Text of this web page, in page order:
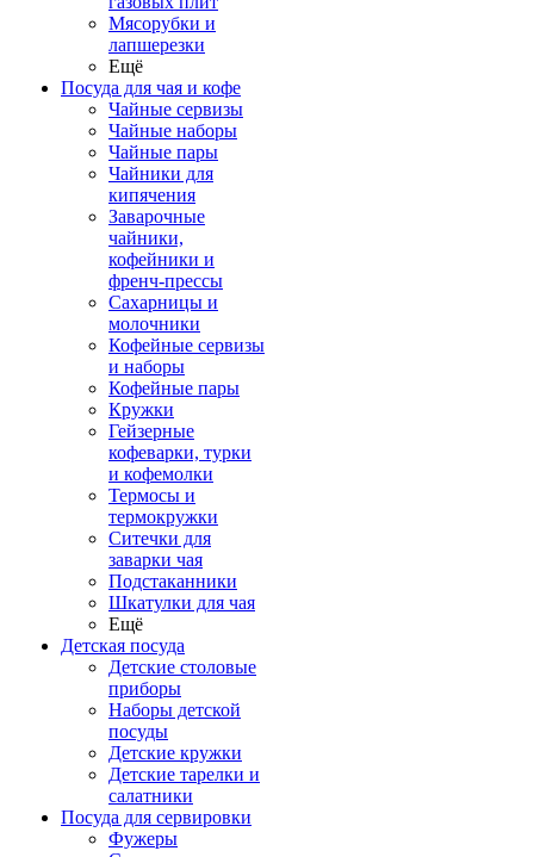
Мясорубки и
лапшерезки
Ещё
Посуда для чая и кофе
Чайные сервизы
Чайные наборы
Чайные пары
Чайники для
кипячения
Заварочные
чайники,
кофейники и
френч-прессы
Сахарницы и
молочники
Кофейные сервизы
и наборы
Кофейные пары
Кружки
Гейзерные
кофеварки, турки
и кофемолки
Термосы и
термокружки
Ситечки для
заварки чая
Подстаканники
Шкатулки для чая
Ещё
Детская посуда
Детские столовые
приборы
Наборы детской
посуды
Детские кружки
Детские тарелки и
салатники
Посуда для сервировки
Фужеры